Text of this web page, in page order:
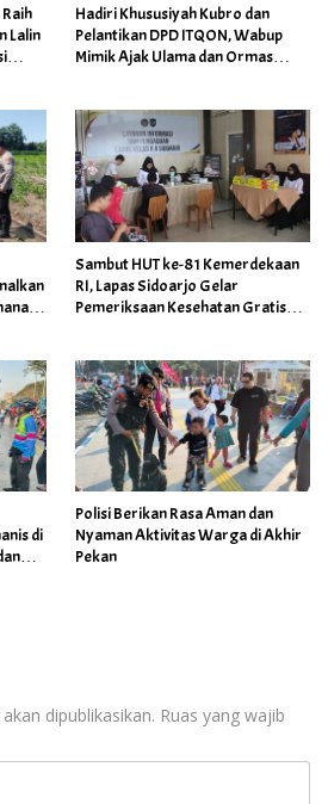
Lalin
Hadiri Khususiyah Kubro dan
Pelantikan DPD ITQON, Wabup
Mimik Ajak Ulama dan Ormas
Sambut HUT ke-81 Kemerdekaan
RI, Lapas Sidoarjo Gelar
Pemeriksaan Kesehatan Gratis
di
Polisi Berikan Rasa Aman dan
Nyaman Aktivitas Warga di Akhir
Pekan
dipublikasikan. Ruas yang wajib